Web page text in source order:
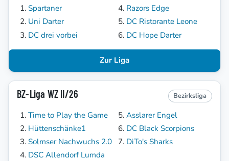
Spartaner
Uni Darter
DC drei vorbei
Razors Edge
DC Ristorante Leone
DC Hope Darter
Zur Liga
BZ-Liga WZ II/26 Bezirksliga
Time to Play the Game
Hüttenschänke1
Solmser Nachwuchs 2.0
DSC Allendorf Lumda
Asslarer Engel
DC Black Scorpions
DiTo's Sharks